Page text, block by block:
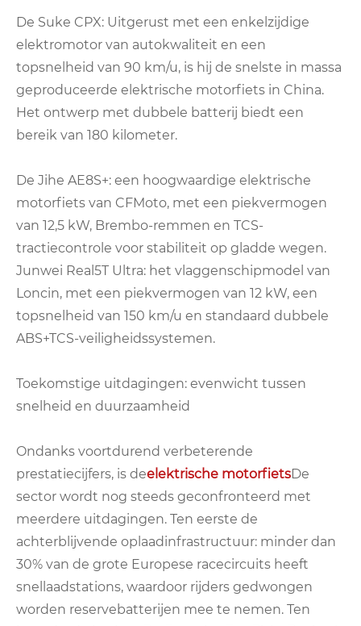
De Suke CPX: Uitgerust met een enkelzijdige
elektromotor van autokwaliteit en een
topsnelheid van 90 km/u, is hij de snelste in massa
geproduceerde elektrische motorfiets in China.
Het ontwerp met dubbele batterij biedt een
bereik van 180 kilometer.
De Jihe AE8S+: een hoogwaardige elektrische
motorfiets van CFMoto, met een piekvermogen
van 12,5 kW, Brembo-remmen en TCS-
tractiecontrole voor stabiliteit op gladde wegen.
Junwei Real5T Ultra: het vlaggenschipmodel van
Loncin, met een piekvermogen van 12 kW, een
topsnelheid van 150 km/u en standaard dubbele
ABS+TCS-veiligheidssystemen.
Toekomstige uitdagingen: evenwicht tussen
snelheid en duurzaamheid
Ondanks voortdurend verbeterende
prestatiecijfers, is deelektrische motorfietsDe
sector wordt nog steeds geconfronteerd met
meerdere uitdagingen. Ten eerste de
achterblijvende oplaadinfrastructuur: minder dan
30% van de grote Europese racecircuits heeft
snellaadstations, waardoor rijders gedwongen
worden reservebatterijen mee te nemen. Ten